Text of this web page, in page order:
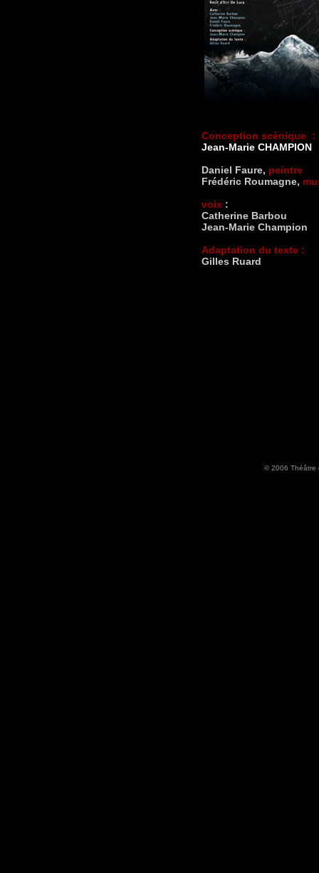
Conception scènique :
Jean-Marie CHAMPION
Daniel Faure, peintre
Frédéric Roumagne,
voix:
Catherine Barbou
Jean-Marie Champion
Adaptation du texte :
Gilles Ruard
© 2006 Théâtre